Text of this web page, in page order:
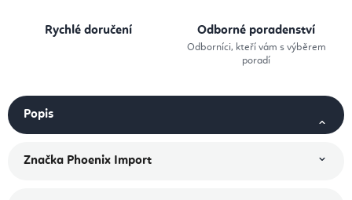
Rychlé doručení Odborné poradenství
Odborníci, kteří vám s výběrem
poradí
Popis
Značka Phoenix Import